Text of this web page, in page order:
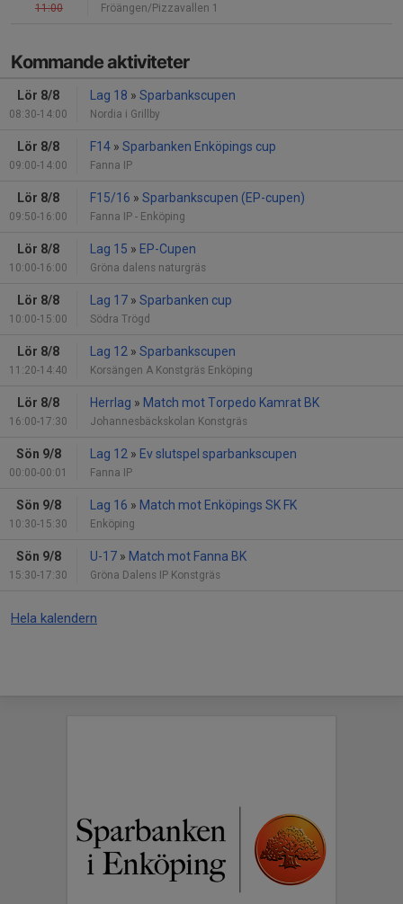
11:00 Fröängen/Pizzavallen 1
Kommande aktiviteter
Lör 8/8
08:30-14:00
Lag 18 » Sparbankscupen
Nordia i Grillby
Lör 8/8
09:00-14:00
F14 » Sparbanken Enköpings cup
Fanna IP
Lör 8/8
09:50-16:00
F15/16 » Sparbankscupen (EP-cupen)
Fanna IP - Enköping
Lör 8/8
10:00-16:00
Lag 15 » EP-Cupen
Gröna dalens naturgräs
Lör 8/8
10:00-15:00
Lag 17 » Sparbanken cup
Södra Trögd
Lör 8/8
11:20-14:40
Lag 12 » Sparbankscupen
Korsängen A Konstgräs Enköping
Lör 8/8
16:00-17:30
Herrlag » Match mot Torpedo Kamrat BK
Johannesbäckskolan Konstgräs
Sön 9/8
00:00-00:01
Lag 12 » Ev slutspel sparbankscupen
Fanna IP
Sön 9/8
10:30-15:30
Lag 16 » Match mot Enköpings SK FK
Enköping
Sön 9/8
15:30-17:30
U-17 » Match mot Fanna BK
Gröna Dalens IP Konstgräs
Hela kalendern